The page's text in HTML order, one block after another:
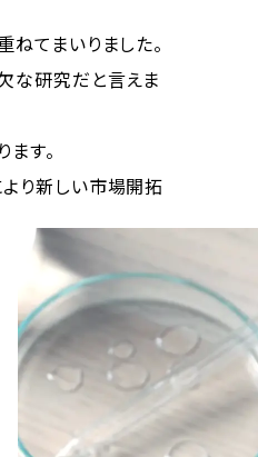
てまいりました。
な研究だと言えま
す。
り新しい市場開拓